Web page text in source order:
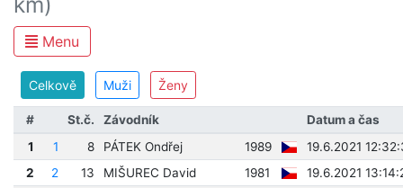
Menu
Celkově Muži Ženy
# St.č. Závodník
Datum a čas
1
1 8 PÁTEK Ondřej 1989
19.6.2021
2
2 13 MIŠUREC David 1981
19.6.2021